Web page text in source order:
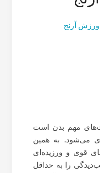
ورزش آرنج
مهم بدن است
می‌شود. به همین
قوی و ورزیده‌ای
را به حداقل